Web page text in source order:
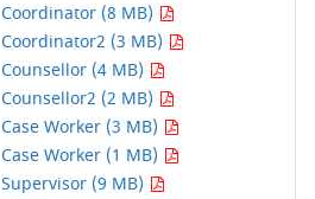
Coordinator (8 MB)
Coordinator2 (3 MB)
Counsellor (4 MB)
Counsellor2 (2 MB)
Case Worker (3 MB)
Case Worker (1 MB)
Supervisor (9 MB)